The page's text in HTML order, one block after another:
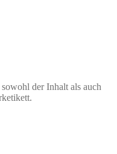
der Inhalt als auch